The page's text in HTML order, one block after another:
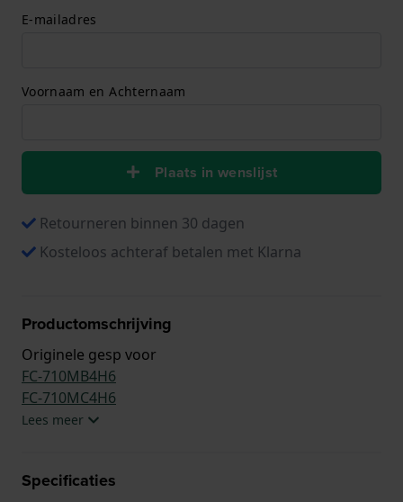
E-mailadres
Voornaam en Achternaam
Plaats in wenslijst
Retourneren binnen 30 dagen
Kosteloos achteraf betalen met Klarna
Productomschrijving
Originele gesp voor
FC-710MB4H6
FC-710MC4H6
Lees meer
Specificaties